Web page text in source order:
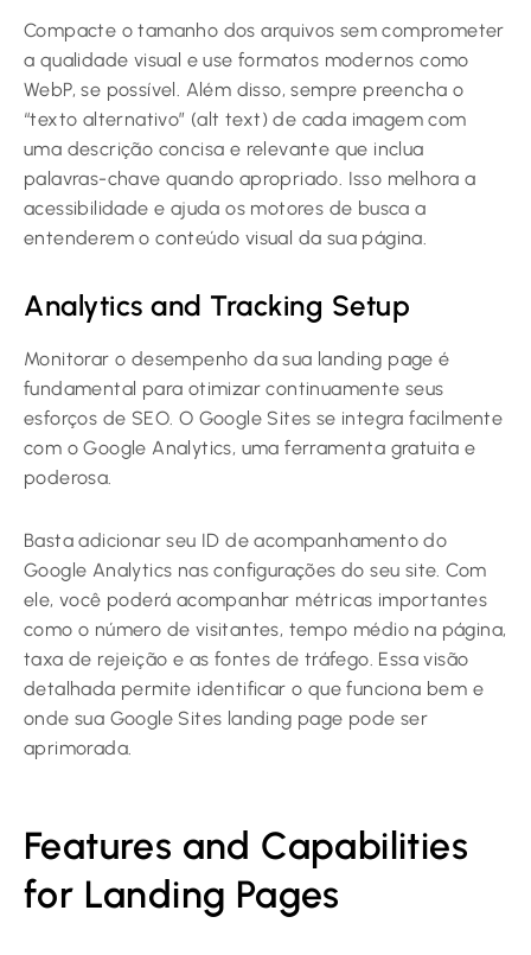
Compacte o tamanho dos arquivos sem comprometer
a qualidade visual e use formatos modernos como
WebP, se possível. Além disso, sempre preencha o
“texto alternativo” (alt text) de cada imagem com
uma descrição concisa e relevante que inclua
palavras-chave quando apropriado. Isso melhora a
acessibilidade e ajuda os motores de busca a
entenderem o conteúdo visual da sua página.
Analytics and Tracking Setup
Monitorar o desempenho da sua landing page é
fundamental para otimizar continuamente seus
esforços de SEO. O Google Sites se integra facilmente
com o Google Analytics, uma ferramenta gratuita e
poderosa.
Basta adicionar seu ID de acompanhamento do
Google Analytics nas configurações do seu site. Com
ele, você poderá acompanhar métricas importantes
como o número de visitantes, tempo médio na página,
taxa de rejeição e as fontes de tráfego. Essa visão
detalhada permite identificar o que funciona bem e
onde sua Google Sites landing page pode ser
aprimorada.
Features and Capabilities
for Landing Pages